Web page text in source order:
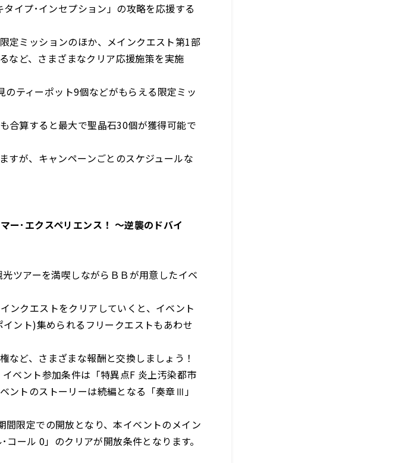
イプ･インセプション」の攻略を応援する
定ミッションのほか、メインクエスト第1部
ど、さまざまなクリア応援施策を実施
ティーポット9個などがもらえる限定ミッ
合算すると最大で聖晶石30個が獲得可能で
すが、キャンペーンごとのスケジュールな
ー･エクスペリエンス！ ～逆襲のドバイ
ツアーを満喫しながらＢＢが用意したイベ
ンクエストをクリアしていくと、イベント
ント)集められるフリークエストもあわせ
など、さまざまな報酬と交換しましょう！
ベント参加条件は「特異点F 炎上汚染都市
ントのストーリーは続編となる「奏章Ⅲ」
限定での開放となり、本イベントのメイン
ール 0」のクリアが開放条件となります。